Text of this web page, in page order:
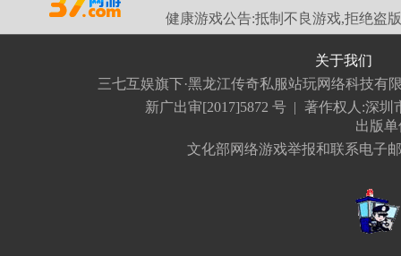
健康游戏公告:抵制不良游戏,拒绝盗
关于我们
三七互娱旗下·黑龙江传奇私服站玩网络科技有
新广出审[2017]5872 号 | 著作权人:深圳
出版
文化部网络游戏举报和联系电子